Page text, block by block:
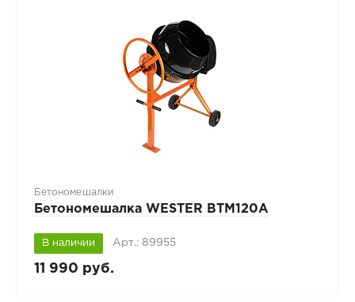
Бетономешалки
Бетономешалка WESTER BTM120A
В наличии Арт.: 89955
11 990 руб.